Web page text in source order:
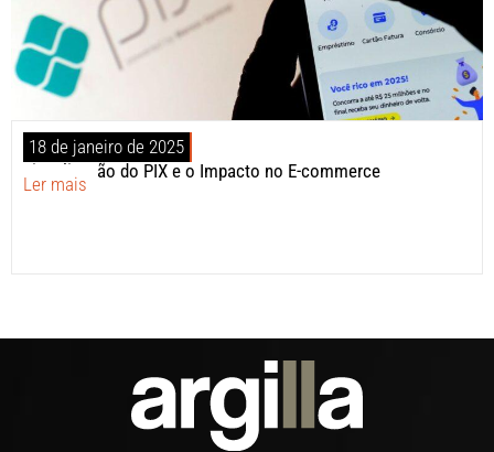
18 de janeiro de 2025
Fiscalização do PIX e o Impacto no E-commerce
Ler mais